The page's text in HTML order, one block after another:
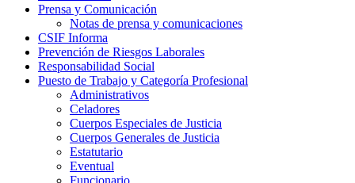
Prensa y Comunicación
Notas de prensa y comunicaciones
CSIF Informa
Prevención de Riesgos Laborales
Responsabilidad Social
Puesto de Trabajo y Categoría Profesional
Administrativos
Celadores
Cuerpos Especiales de Justicia
Cuerpos Generales de Justicia
Estatutario
Eventual
Funcionario